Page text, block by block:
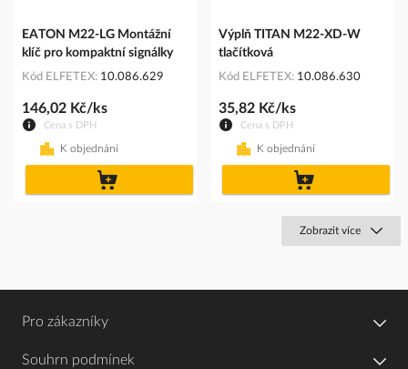
EATON M22-LG Montážní
klíč pro kompaktní signálky
Kód ELFETEX 10.086.629
Cena s DPH
146,02 Kč/ks
K objednání
Výplň TITAN M22-XD-W
tlačítková
Kód ELFETEX 10.086.630
Cena s DPH
35,82 Kč/ks
K objednání
Zobrazit více
Pro zákazníky
Souhrn podmínek